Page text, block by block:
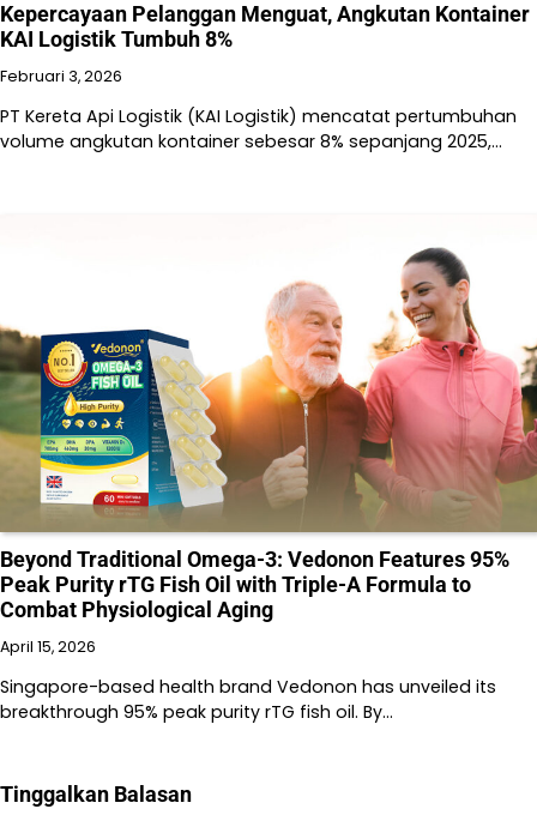
Kepercayaan Pelanggan Menguat, Angkutan Kontainer
KAI Logistik Tumbuh 8%
Februari 3, 2026
PT Kereta Api Logistik (KAI Logistik) mencatat pertumbuhan
volume angkutan kontainer sebesar 8% sepanjang 2025,…
Beyond Traditional Omega-3: Vedonon Features 95%
Peak Purity rTG Fish Oil with Triple-A Formula to
Combat Physiological Aging
April 15, 2026
Singapore-based health brand Vedonon has unveiled its
breakthrough 95% peak purity rTG fish oil. By…
Tinggalkan Balasan